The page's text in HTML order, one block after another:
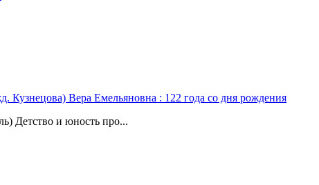
Кузнецова) Вера Емельяновна : 122 года со дня рождения
Детство и юность про...